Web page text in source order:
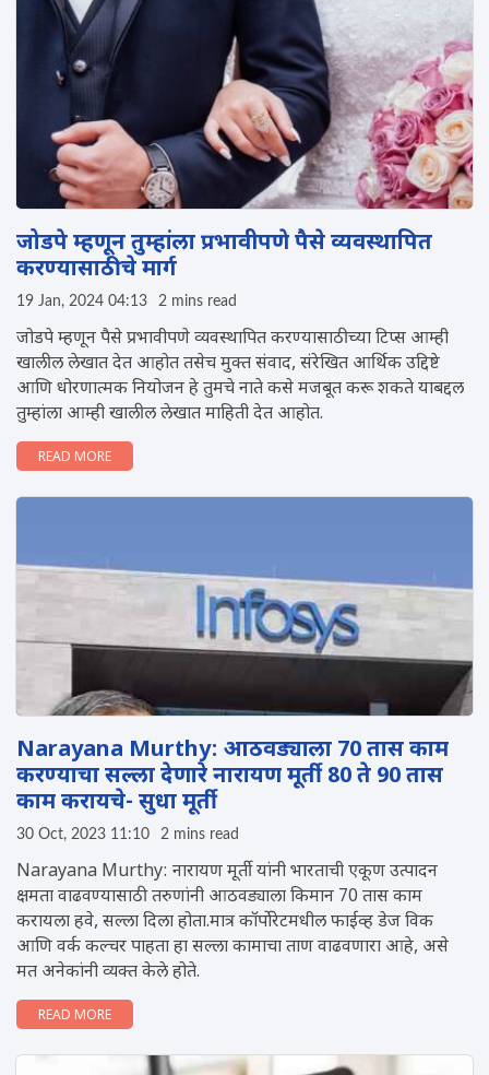
जोडपे म्हणून तुम्हांला प्रभावीपणे पैसे व्यवस्थाप‍ित
करण्यासाठीचे मार्ग
19 Jan, 2024 04:13 2 mins read
जोडपे म्हणून पैसे प्रभावीपणे व्यवस्थापित करण्यासाठीच्या टिप्स आम्ही
खालील लेखात देत आहोत तसेच मुक्त संवाद, संरेखित आर्थिक उद्दिष्टे
आणि धोरणात्मक नियोजन हे तुमचे नाते कसे मजबूत करू शकते याबद्दल
तुम्हांला आम्ही खालील लेखात माहिती देत आहोत.
READ MORE
Narayana Murthy: आठवड्याला 70 तास काम
करण्याचा सल्ला देणारे नारायण मूर्ती 80 ते 90 तास
काम करायचे- सुधा मूर्ती
30 Oct, 2023 11:10 2 mins read
Narayana Murthy: नारायण मूर्ती यांनी भारताची एकूण उत्पादन
क्षमता वाढवण्यासाठी तरुणांनी आठवड्याला किमान 70 तास काम
करायला हवे, सल्ला दिला होता.मात्र कॉर्पोरेटमधील फाईव्ह डेज विक
आणि वर्क कल्चर पाहता हा सल्ला कामाचा ताण वाढवणारा आहे, असे
मत अनेकांनी व्यक्त केले होते.
READ MORE